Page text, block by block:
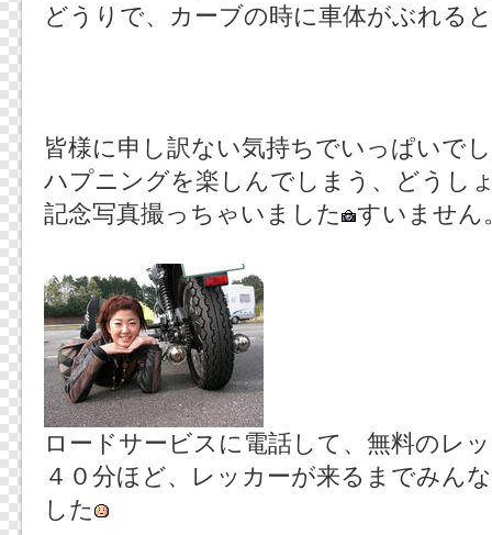
どうりで、カーブの時に車体がぶれる
皆様に申し訳ない気持ちでいっぱいで
ハプニングを楽しんでしまう、どうし
記念写真撮っちゃいました
すいません
ロードサービスに電話して、無料のレ
４０分ほど、レッカーが来るまでみん
した